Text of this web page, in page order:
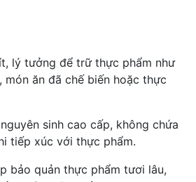
lý tưởng để trữ thực phẩm như
món ăn đã chế biến hoặc thực
sinh cao cấp, không chứa
tiếp xúc với thực phẩm.
bảo quản thực phẩm tươi lâu,